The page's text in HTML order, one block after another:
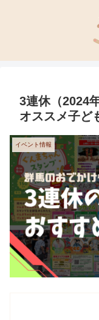
3連休（2024
オススメ子ど
イベント情報